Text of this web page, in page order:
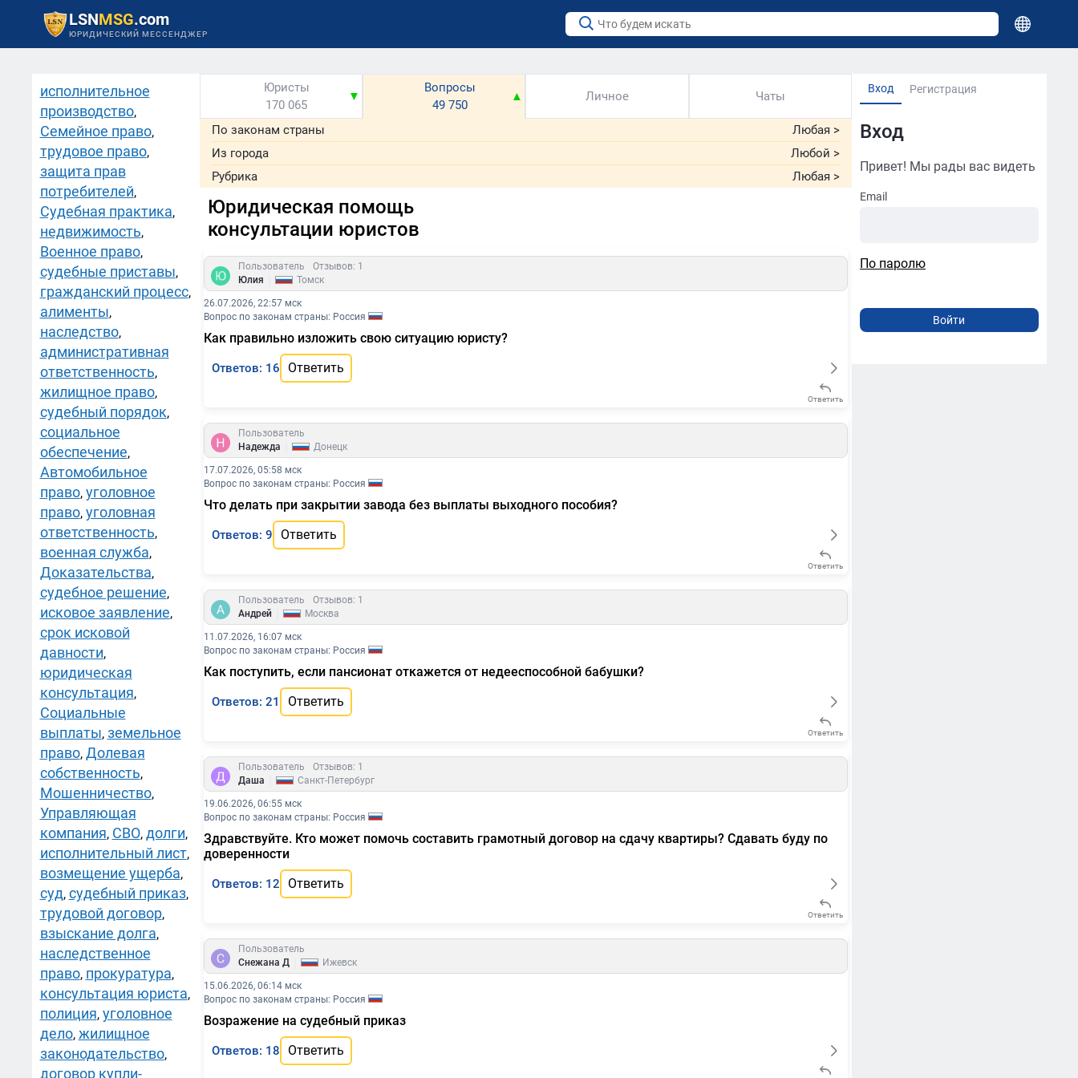
LSNMSG.com
ЮРИДИЧЕСКИЙ МЕССЕНДЖЕР
Вход Регистрация
Вход
Привет! Мы рады вас видеть
Email
По паролю
Юристы
170 065
▼
Вопросы
49 750
▲ Личное Чаты
По законам страны Любая >
Из города
Любой >
Рубрика
Любая >
Юридическая помощь
консультации юристов
Пользователь
Отзывов: 1
Юлия
Томск
26.07.2026, 22:57 мск
Вопрос по законам страны: Россия
Как правильно изложить свою ситуацию юристу?
Ответов: 16 Ответить
Ответить
Пользователь
Надежда
Донецк
17.07.2026, 05:58 мск
Вопрос по законам страны: Россия
Что делать при закрытии завода без выплаты выходного пособия?
Ответов: 9 Ответить
Ответить
Пользователь
Отзывов: 1
Андрей
Москва
11.07.2026, 16:07 мск
Вопрос по законам страны: Россия
Как поступить, если пансионат откажется от недееспособной бабушки?
Ответов: 21 Ответить
Ответить
Пользователь
Отзывов: 1
Даша
Санкт-Петербург
19.06.2026, 06:55 мск
Вопрос по законам страны: Россия
Здравствуйте. Кто может помочь составить грамотный договор на сдачу квартиры? Сдавать буду по
доверенности
Ответов: 12 Ответить
Ответить
Пользователь
Снежана Д
Ижевск
15.06.2026, 06:14 мск
Вопрос по законам страны: Россия
Возражение на судебный приказ
Ответов: 18 Ответить
исполнительное
производство,
Семейное право,
трудовое право,
защита прав
потребителей,
Судебная практика,
недвижимость,
Военное право,
судебные приставы,
гражданский процесс,
алименты,
наследство,
административная
ответственность,
жилищное право,
судебный порядок,
социальное
обеспечение,
Автомобильное
право, уголовное
право, уголовная
ответственность,
военная служба,
Доказательства,
судебное решение,
исковое заявление,
срок исковой
давности,
юридическая
консультация,
Социальные
выплаты, земельное
право, Долевая
собственность,
Мошенничество,
Управляющая
компания, СВО, долги,
исполнительный лист,
возмещение ущерба,
суд, судебный приказ,
трудовой договор,
взыскание долга,
наследственное
право, прокуратура,
консультация юриста,
полиция, уголовное
дело, жилищное
законодательство,
договор купли-